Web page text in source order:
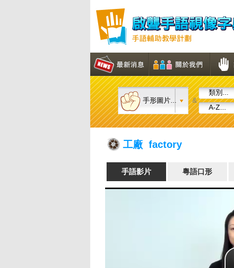
手形圖片... &
類別...
A-Z...
工廠 factory
手語影片 粵語口形